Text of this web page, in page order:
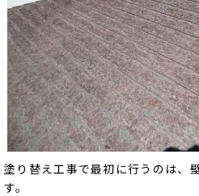
塗り替え工事で最初に行うのは、
す。